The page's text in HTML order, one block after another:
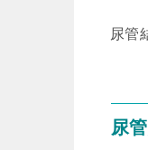
尿管
尿